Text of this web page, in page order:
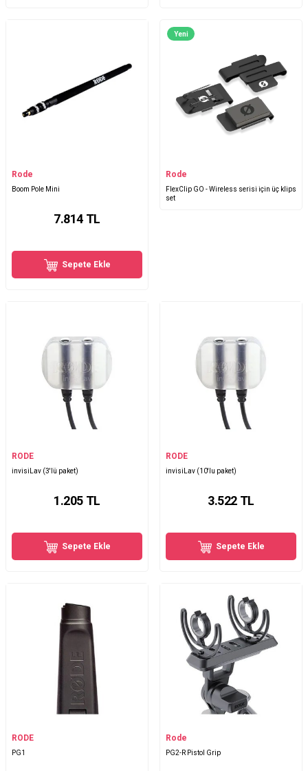
Rode
Boom Pole Mini
7.814 TL
Sepete Ekle
Yeni
Rode
FlexClip GO - Wireless serisi için üç klips
set
RODE
invisiLav (3'lü paket)
1.205 TL
Sepete Ekle
RODE
invisiLav (10'lu paket)
3.522 TL
Sepete Ekle
RODE
PG1
Rode
PG2-R Pistol Grip